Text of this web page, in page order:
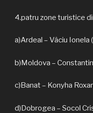
4.patru zone turistice
a)Ardeal – Vâciu Ionela
b)Moldova –
c)Banat – Konyha
d)Dobrogea – Socol